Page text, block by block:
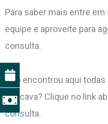
Para saber mais entre
equipe e aproveite para
consulta.
Não encontrou aqui
buscava? Clique no link
consulta.